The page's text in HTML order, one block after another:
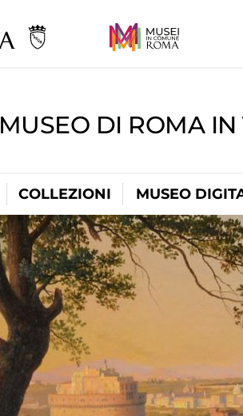
MUSEO DI ROMA IN
COLLEZIONI MUSEO